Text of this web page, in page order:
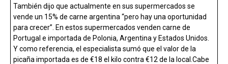
También dijo que actualmente en sus supermercados se
vende un 15% de carne argentina “pero hay una oportunidad
para crecer”. En estos supermercados venden carne de
Portugal e importada de Polonia, Argentina y Estados Unidos.
Y como referencia, el especialista sumó que el valor de la
picaña importada es de €18 el kilo contra €12 de la local.Cabe